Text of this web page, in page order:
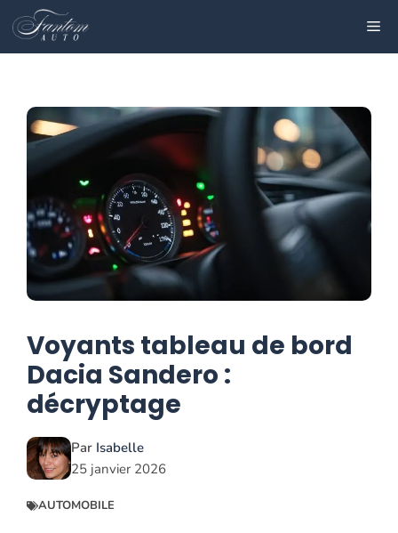
au
contenu
Voyants tableau de bord
Dacia Sandero :
décryptage
Par Isabelle
25 janvier 2026
AUTOMOBILE